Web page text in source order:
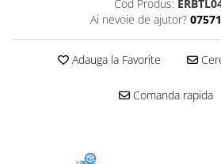
Cod Produs:
Ai nevoie de ajutor?
Adauga la Favorite
Comanda rapida